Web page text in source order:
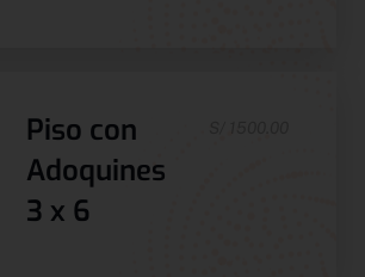
Piso con
Adoquines
3 x 6